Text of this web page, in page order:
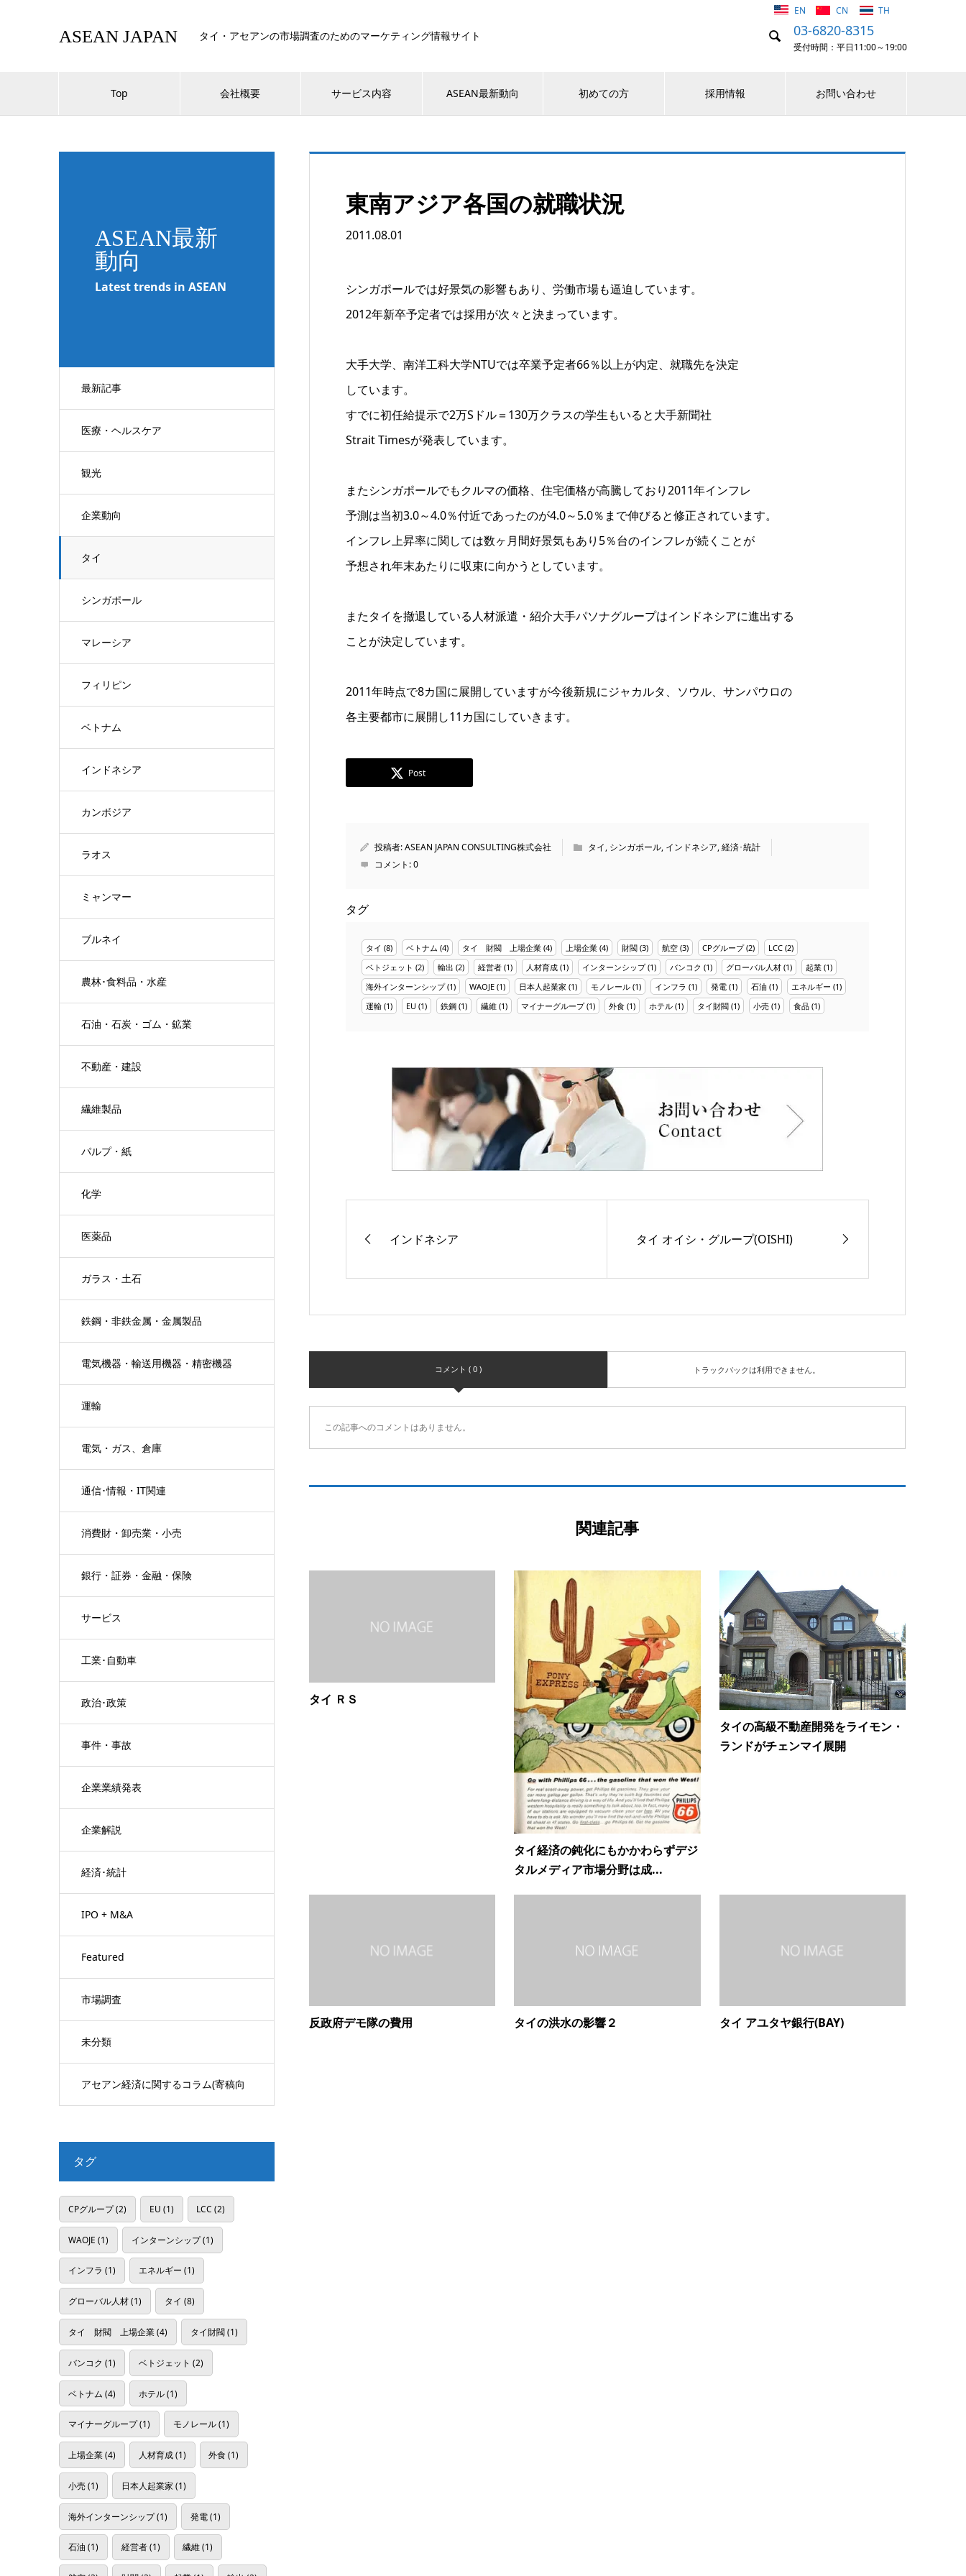
ASEAN JAPAN タイ・アセアンの市場調査のためのマーケティング情報サイト  03-6820-8315
受付時間：平日11:00～19:00
EN CN TH
Top 会社概要 サービス内容 ASEAN最新動向 初めての方 採用情報 お問い合わせ
ASEAN最新
動向
Latest trends in ASEAN
最新記事
医療・ヘルスケア
観光
企業動向
タイ
シンガポール
マレーシア
フィリピン
ベトナム
インドネシア
カンボジア
ラオス
ミャンマー
ブルネイ
農林･食料品・水産
石油・石炭・ゴム・鉱業
不動産・建設
繊維製品
パルプ・紙
化学
医薬品
ガラス・土石
鉄鋼・非鉄金属・金属製品
電気機器・輸送用機器・精密機器
運輸
電気・ガス、倉庫
通信･情報・IT関連
消費財・卸売業・小売
銀行・証券・金融・保険
サービス
工業･自動車
政治･政策
事件・事故
企業業績発表
企業解説
経済･統計
IPO + M&A
Featured
市場調査
未分類
アセアン経済に関するコラム(寄稿向
東南アジア各国の就職状況
2011.08.01
シンガポールでは好景気の影響もあり、労働市場も逼迫しています。
2012年新卒予定者では採用が次々と決まっています。
大手大学、南洋工科大学NTUでは卒業予定者66％以上が内定、就職先を決定
しています。
すでに初任給提示で2万Sドル＝130万クラスの学生もいると大手新聞社
Strait Timesが発表しています。
またシンガポールでもクルマの価格、住宅価格が高騰しており2011年インフレ
予測は当初3.0～4.0％付近であったのが4.0～5.0％まで伸びると修正されています。
インフレ上昇率に関しては数ヶ月間好景気もあり5％台のインフレが続くことが
予想され年末あたりに収束に向かうとしています。
またタイを撤退している人材派遣・紹介大手パソナグループはインドネシアに進出する
ことが決定しています。
2011年時点で8カ国に展開していますが今後新規にジャカルタ、ソウル、サンパウロの
各主要都市に展開し11カ国にしていきます。
Post
投稿者:ASEAN JAPAN CONSULTING株式会社 タイ, シンガポール, インドネシア,経済･統計
コメント:0
タグ
タイ (8) ベトナム (4) タイ 財閥 上場企業 (4) 上場企業 (4) 財閥 (3) 航空 (3) CPグループ(2) LCC (2)
ベトジェット (2) 輸出 (2) 経営者 (1) 人材育成 (1) インターンシップ(1) バンコク (1) グローバル人材 (1) 起業 (1)
海外インターンシップ(1) WAOJE (1) 日本人起業家 (1) モノレール (1) インフラ (1) 発電 (1) 石油 (1) エネルギー (1)
運輸 (1) EU (1) 鉄鋼 (1) 繊維 (1) マイナーグループ(1) 外食 (1) ホテル (1) タイ財閥 (1) 小売 (1) 食品 (1)
インドネシア タイ オイシ・グループ(OISHI)
コメント ( 0 ) トラックバックは利用できません。
この記事へのコメントはありません。
関連記事
タイ ＲＳ
タイ経済の鈍化にもかかわらずデジ
タルメディア市場分野は成...
タイの高級不動産開発をライモン・
ランドがチェンマイ展開
反政府デモ隊の費用 タイの洪水の影響２ タイ アユタヤ銀行(BAY)
タグ
CPグループ(2) EU (1) LCC (2)
WAOJE (1) インターンシップ(1)
インフラ (1) エネルギー (1)
グローバル人材(1) タイ (8)
タイ 財閥 上場企業(4) タイ財閥(1)
バンコク (1) ベトジェット (2)
ベトナム (4) ホテル(1)
マイナーグループ(1) モノレール(1)
上場企業(4) 人材育成(1) 外食(1)
小売(1) 日本人起業家 (1)
海外インターンシップ(1) 発電(1)
石油 (1) 経営者(1) 繊維(1)